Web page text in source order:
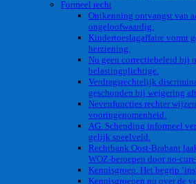
Formeel recht
Ontkenning ontvangst van
ongeloofwaardig.
Kindertoeslagaffaire vormt
herziening.
Nu geen correctiebeleid bij
belastingplichtige.
Verdragsrechtelijk
geschonden bij weigering
Nevenfuncties rechter
vooringenomenheid.
AG. Schending informeel
gelijk speelveld.
Rechtbank Oost-Brabant
WOZ-beroepen door no-
Kennisgroep. Het begrip
Kennisgroepen nu over de